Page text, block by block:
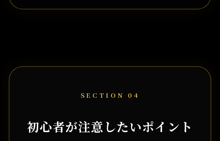
SECTION 04
初心者が注意したいポイント